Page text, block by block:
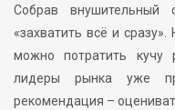
Собрав внушительный
«захватить всё и
можно потратить кучу
лидеры рынка уже
рекомендация –